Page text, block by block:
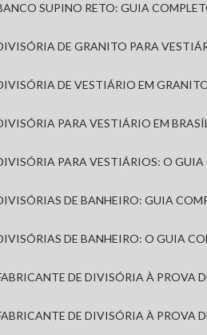
BANCO SUPINO RETO: GUIA
DIVISÓRIA DE GRANITO PARA
DIVISÓRIA DE VESTIÁRIO EM
DIVISÓRIA PARA VESTIÁRIO EM
DIVISÓRIA PARA VESTIÁRIOS: O
DIVISÓRIAS DE BANHEIRO: GUIA
DIVISÓRIAS DE BANHEIRO: O GUIA
FABRICANTE DE DIVISÓRIA À PROVA
FABRICANTE DE DIVISÓRIA À PROVA